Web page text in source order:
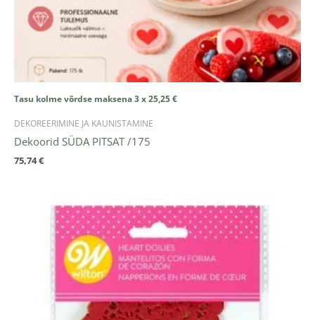
Tasu kolme võrdse maksena 3 x25,25€
DEKOREERIMINE JA KAUNISTAMINE
Dekoorid SÜDA PITSAT /175
75,74€